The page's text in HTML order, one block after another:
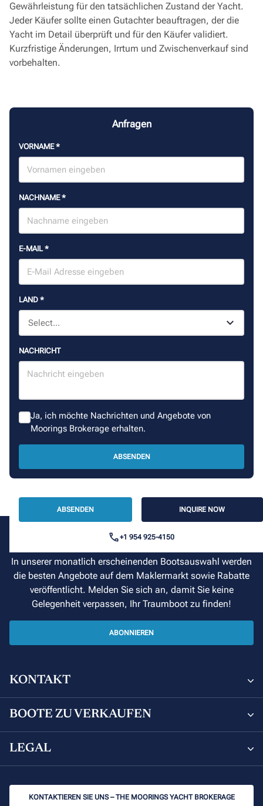
Gewährleistung für den tatsächlichen Zustand der Yacht.
Jeder Käufer sollte einen Gutachter beauftragen, der die
Yacht im Detail überprüft und für den Käufer validiert.
Kurzfristige Änderungen, Irrtum und Zwischenverkauf sind
vorbehalten.
Anfragen
VORNAME*
NACHNAME*
E-MAIL*
LAND *
NACHRICHT
Ja, ich möchte Nachrichten und Angebote von
Moorings Brokerage erhalten.
ABSENDEN
ABSENDEN INQUIRE NOW
+1 954 925-4150
Hier Einsteigen
In unserer monatlich erscheinenden Bootsauswahl werden
die besten Angebote auf dem Maklermarkt sowie Rabatte
veröffentlicht. Melden Sie sich an, damit Sie keine
Gelegenheit verpassen, Ihr Traumboot zu finden!
ABONNIEREN
KONTAKT
Sunsail and Moorings Brokerage
+33 (0) 4 92 00 09 02
brokerage@sunsail.com
BOOTE ZU VERKAUFEN
Boote Zu Verkaufen
Motor-Katamarane zum Verkauf
LEGAL
KONTAKTIEREN SIE UNS – THE MOORINGS YACHT BROKERAGE